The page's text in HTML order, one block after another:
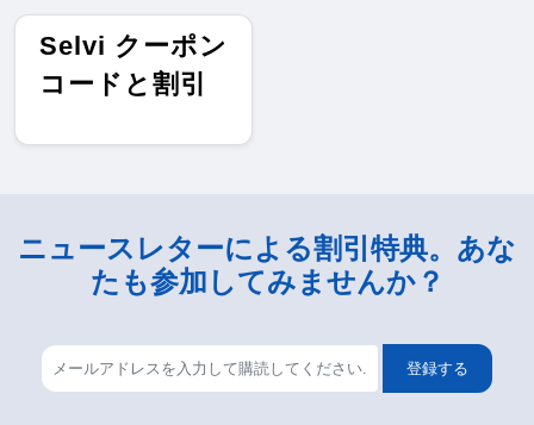
Selvi クーポン
コードと割引
ニュースレターによる割引特典。あな
たも参加してみませんか？
登録する